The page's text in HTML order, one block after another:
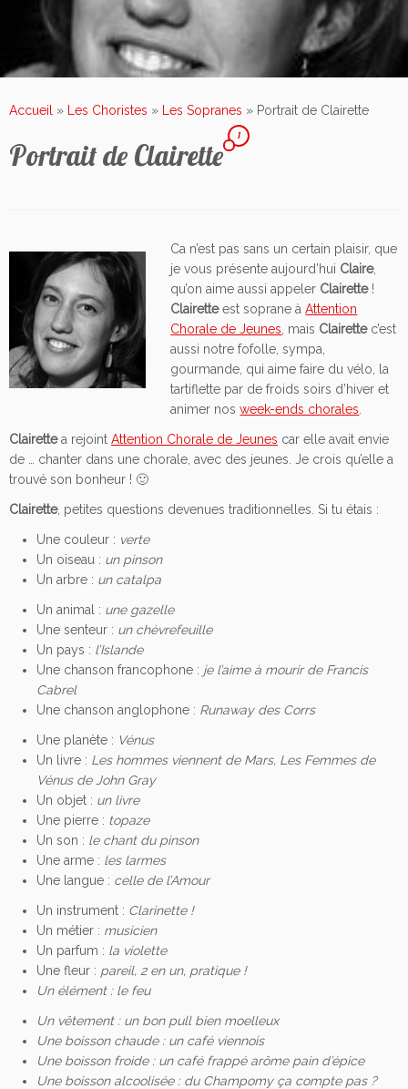
Accueil » Les Choristes » Les Sopranes » Portrait de Clairette
Portrait de Clairette
1
Ca n’est pas sans un certain plaisir, que
je vous présente aujourd’hui Claire,
qu’on aime aussi appeler Clairette!
Clairetteest soprane àAttention
Chorale de Jeunes , mais Clairettec’est
aussi notre fofolle, sympa,
gourmande, qui aime faire du vélo, la
tartiflette par de froids soirs d’hiver et
animer nosweek-ends chorales
Clairettea rejoint Attention Chorale de Jeunes car elle avait envie
de … chanter dans une chorale, avec des jeunes. Je crois qu’elle a
trouvé son bonheur ! 🙂
Clairette, petites questions devenues traditionnelles. Si tu étais :
Une couleur : verte
Un oiseau : un pinson
Un arbre : un catalpa
Un animal : une gazelle
Une senteur : un chèvrefeuille
Un pays : l’Islande
Une chanson francophone : je l’aime à mourir de Francis
Cabrel
Une chanson anglophone : Runaway des Corrs
Une planète : Vénus
Un livre : Les hommes viennent de Mars, Les Femmes de
Vénus de John Gray
Un objet : un livre
Une pierre : topaze
Un son : le chant du pinson
Une arme : les larmes
Une langue : celle de l’Amour
Un instrument : Clarinette !
Un métier : musicien
Un parfum : la violette
Une fleur : pareil, 2 en un, pratique !
Un élément : le feu
Un vêtement : un bon pull bien moelleux
Une boisson chaude : un café viennois
Une boisson froide : un café frappé arôme pain d’épice
Une boisson alcoolisée : du Champomy ça compte pas ?